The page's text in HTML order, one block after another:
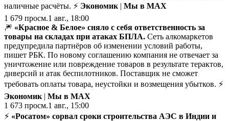
наличные расчёты. ⚡ Экономик | Мы в MAX
1 679 просм.1 авг., 18:00
🎆 «Красное & Белое» сняло с себя ответственность за
товары на складах при атаках БПЛА. Сеть алкомаркетов
предупредила партнёров об изменении условий работы,
пишет РБК. По новому соглашению компания не отвечает за
уничтожение или повреждение товаров в результате терактов,
диверсий и атак беспилотников. Поставщик не сможет
требовать оплаты товара, неустойки и возмещения убытков. ⚡
Экономик | Мы в MAX
1 673 просм.1 авг., 15:00
⚡️ «Росатом» сорвал сроки строительства АЭС в Индии и